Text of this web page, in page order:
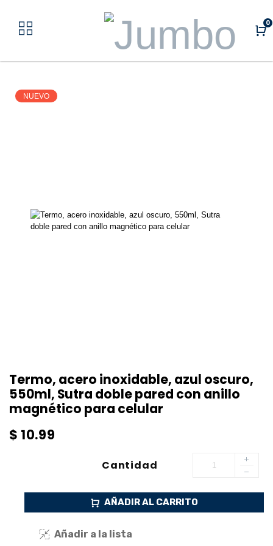
0
NUEVO
Termo, acero inoxidable, azul oscuro,
550ml, Sutra doble pared con anillo
magnético para celular
$ 10.99
Cantidad
AÑADIR AL CARRITO
Añadir a la lista